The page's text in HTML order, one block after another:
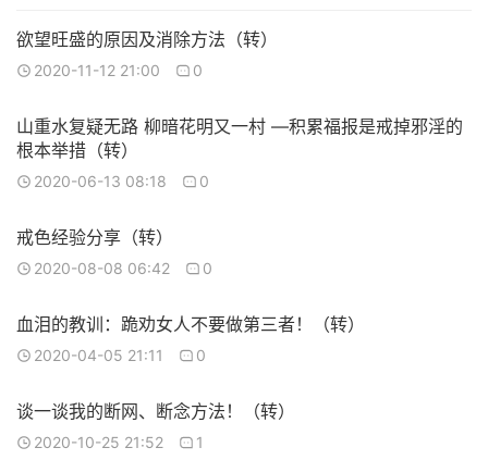
欲望旺盛的原因及消除方法（转）
2020-11-12 21:00 0
山重水复疑无路 柳暗花明又一村 —积累福报是戒掉邪淫的
根本举措（转）
2020-06-13 08:18 0
戒色经验分享（转）
2020-08-08 06:42 0
血泪的教训：跪劝女人不要做第三者！（转）
2020-04-05 21:11 0
谈一谈我的断网、断念方法！（转）
2020-10-25 21:52 1